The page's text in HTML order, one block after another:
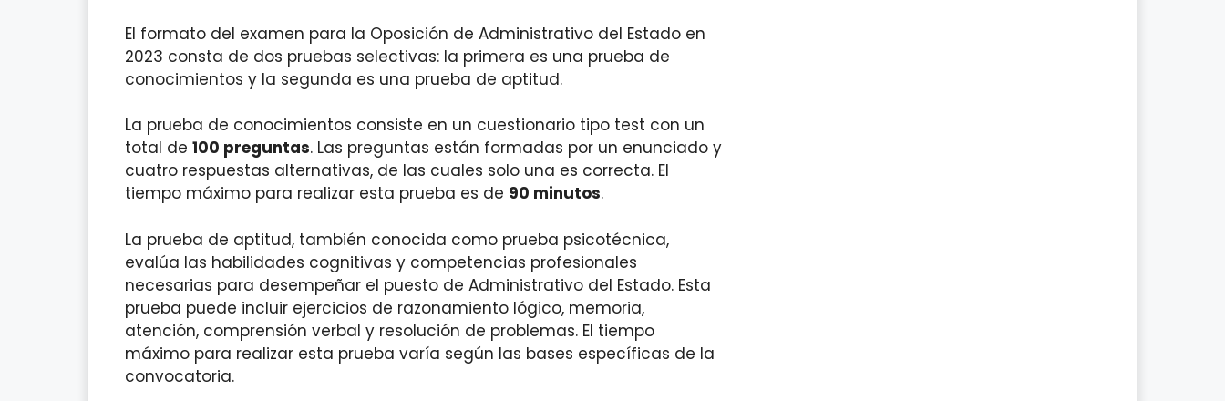
El formato del examen para la Oposición de Administrativo del Estado en
2023 consta de dos pruebas selectivas: la primera es una prueba de
conocimientos y la segunda es una prueba de aptitud.
La prueba de conocimientos consiste en un cuestionario tipo test con un
total de 100 preguntas. Las preguntas están formadas por un enunciado y
cuatro respuestas alternativas, de las cuales solo una es correcta. El
tiempo máximo para realizar esta prueba es de 90 minutos.
La prueba de aptitud, también conocida como prueba psicotécnica,
evalúa las habilidades cognitivas y competencias profesionales
necesarias para desempeñar el puesto de Administrativo del Estado. Esta
prueba puede incluir ejercicios de razonamiento lógico, memoria,
atención, comprensión verbal y resolución de problemas. El tiempo
máximo para realizar esta prueba varía según las bases específicas de la
convocatoria.